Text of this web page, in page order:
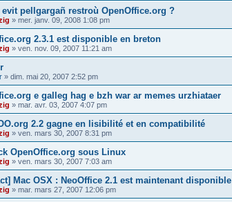
pellgargañ restroù OpenOffice.org ?
» mer. janv. 09, 2008 1:08 pm
2.3.1 est disponible en breton
» ven. nov. 09, 2007 11:21 am
» dim. mai 20, 2007 2:52 pm
e galleg hag e bzh war ar memes urzhiataer
» mar. avr. 03, 2007 4:07 pm
2.2 gagne en lisibilité et en compatibilité
» ven. mars 30, 2007 8:31 pm
OpenOffice.org sous Linux
» ven. mars 30, 2007 7:03 am
Mac OSX : NeoOffice 2.1 est maintenant disponible
» mar. mars 27, 2007 12:06 pm